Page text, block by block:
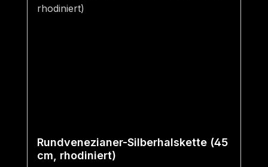
Rundvenezianer-Silberhalskette (45
cm, rhodiniert)